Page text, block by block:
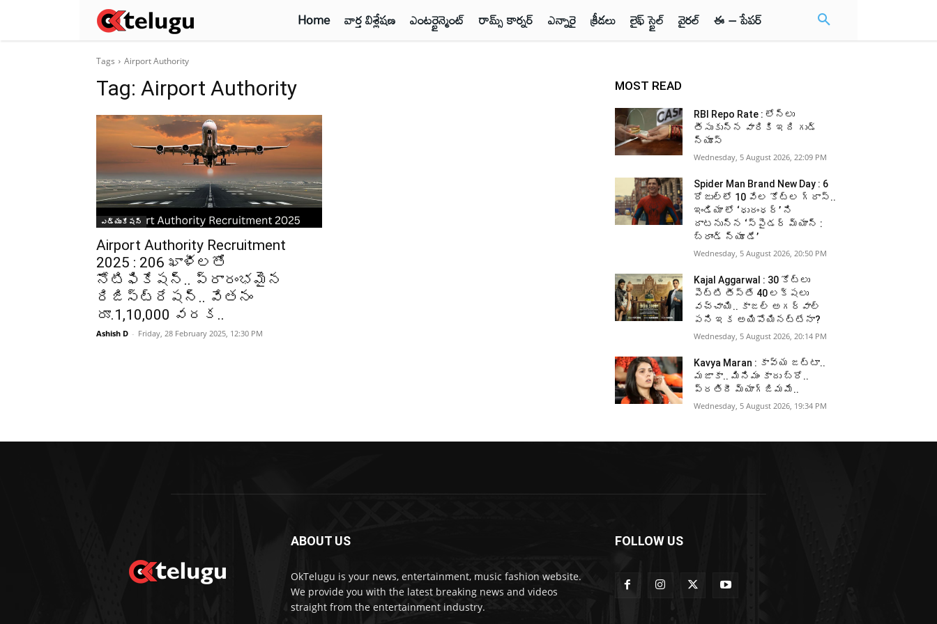
Home వార్త విశ్లేషణ ఎంటర్టైన్మెంట్ రామ్స్ కార్నర్ ఎన్నారై క్రీడలు లైఫ్ స్టైల్ వైరల్ ఈ – పేపర్
Tags Airport Authority
Tag: Airport Authority
ఎడ్యుకేషన్
Airport Authority Recruitment
2025 : 206 ఖాళీలతో
నోటిఫికేషన్‌.. ప్రారంభమైన
రిజిస్ట్రేషన్‌.. వేతనం
రూ.1,10,000 వరక..
Ashish D - Friday, 28 February 2025, 12:30 PM
MOST READ
RBI Repo Rate : లోన్లు
తీసుకున్న వారికి ఇది గుడ్
న్యూస్
Wednesday, 5 August 2026, 22:09 PM
Spider Man Brand New Day : 6
రోజుల్లో 10 వేల కోట్ల గ్రాస్..
ఇండియా లో ‘ధురంధర్’ ని
దాటనున్న ‘స్పైడర్ మ్యాన్ :
బ్రాండ్ న్యూ డే’
Wednesday, 5 August 2026, 20:50 PM
Kajal Aggarwal : 30 కోట్లు
పెట్టి తీస్తే 40 లక్షలు
వచ్చాయి.. కాజల్ అగర్వాల్
పని ఇక అయిపోయినట్టేనా?
Wednesday, 5 August 2026, 20:14 PM
Kavya Maran : కావ్య జట్టా..
మజాకా.. మినిమం కాదు బ్రో..
ప్రతిదీ మ్యాగ్జిమమే..
Wednesday, 5 August 2026, 19:34 PM
ABOUT US
OkTelugu is your news, entertainment, music fashion website.
We provide you with the latest breaking news and videos
straight from the entertainment industry.
FOLLOW US